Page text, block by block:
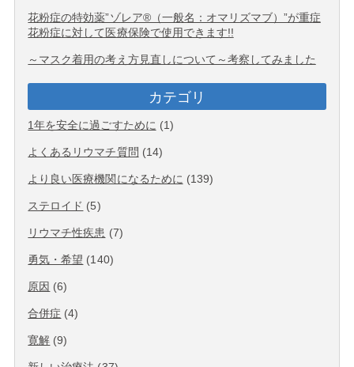
花粉症の特効薬”ゾレア®（一般名：オマリズマブ）”が重症
花粉症に対して医療保険で使用できます!!
～マスク着用の考え方見直しについて～考察してみました
カテゴリ
1年を安全に過ごすために (1)
よくあるリウマチ質問 (14)
より良い医療機関になるために (139)
ステロイド (5)
リウマチ性疾患 (7)
勇気・希望 (140)
原因 (6)
合併症 (4)
寛解 (9)